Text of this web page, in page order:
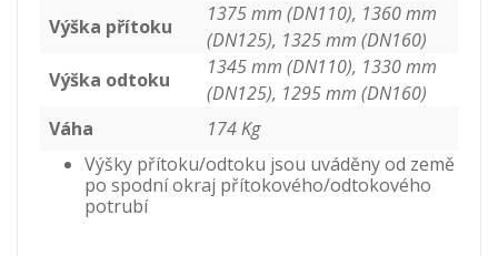
Výška přítoku
1375 mm (DN110), 1360 mm
(DN125), 1325 mm (DN160)
Výška odtoku
1345 mm (DN110), 1330 mm
(DN125), 1295 mm (DN160)
Váha
174 Kg
Výšky přítoku/odtoku jsou uváděny od země
po spodní okraj přítokového/odtokového
potrubí